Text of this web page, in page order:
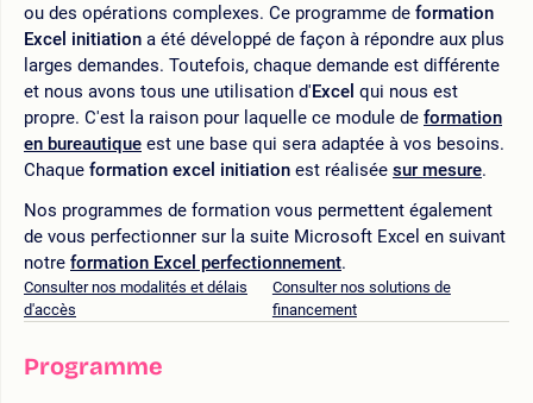
ou des opérations complexes. Ce programme de formation
Excel initiation a été développé de façon à répondre aux plus
larges demandes. Toutefois, chaque demande est différente
et nous avons tous une utilisation d'Excel qui nous est
propre. C'est la raison pour laquelle ce module de formation
en bureautique est une base qui sera adaptée à vos besoins.
Chaque formation excel initiation est réalisée sur mesure.
Nos programmes de formation vous permettent également
de vous perfectionner sur la suite Microsoft Excel en suivant
notre formation Excel perfectionnement.
Consulter nos modalités et délais
d'accès
Consulter nos solutions de
financement
Programme